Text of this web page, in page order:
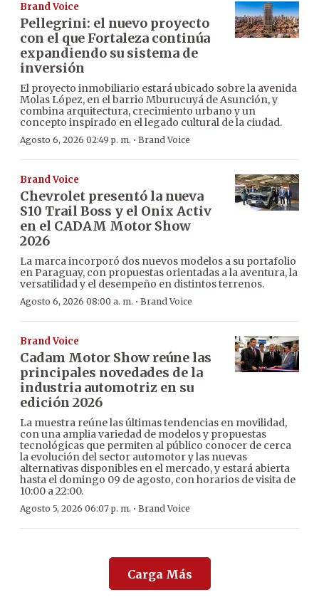
Brand Voice
Pellegrini: el nuevo proyecto
con el que Fortaleza continúa
expandiendo su sistema de
inversión
El proyecto inmobiliario estará ubicado sobre la avenida
Molas López, en el barrio Mburucuyá de Asunción, y
combina arquitectura, crecimiento urbano y un
concepto inspirado en el legado cultural de la ciudad.
Agosto 6, 2026 02:49 p. m. · Brand Voice
Brand Voice
Chevrolet presentó la nueva
S10 Trail Boss y el Onix Activ
en el CADAM Motor Show
2026
La marca incorporó dos nuevos modelos a su portafolio
en Paraguay, con propuestas orientadas a la aventura, la
versatilidad y el desempeño en distintos terrenos.
Agosto 6, 2026 08:00 a. m. · Brand Voice
Brand Voice
Cadam Motor Show reúne las
principales novedades de la
industria automotriz en su
edición 2026
La muestra reúne las últimas tendencias en movilidad,
con una amplia variedad de modelos y propuestas
tecnológicas que permiten al público conocer de cerca
la evolución del sector automotor y las nuevas
alternativas disponibles en el mercado, y estará abierta
hasta el domingo 09 de agosto, con horarios de visita de
10:00 a 22:00.
Agosto 5, 2026 06:07 p. m. · Brand Voice
Carga Más